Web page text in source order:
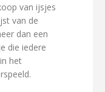
van ijsjes
van de
dan een
die iedere
het